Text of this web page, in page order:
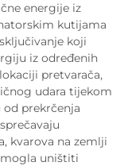
energije iz
kutijama
koji
iz određenih
pretvarača,
udara tijekom
prekrčenja
kvarova na zemlji
uništiti